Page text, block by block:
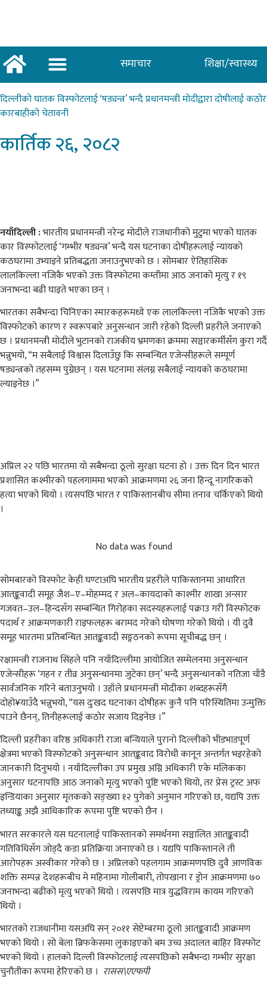
समाचार शिक्षा/स्वास्थ्य
दिल्लीकोघातक विस्फोटलाई ‘षड्यन्त्र’ भन्दै प्रधानमन्त्री मोदीद्वारा दोषीलाई कठोर
कारबाहीको चेतावनी
कार्तिक२६, २०८२
नयाँदिल्ली :भारतीय प्रधानमन्त्री नरेन्द्र मोदीले राजधानीको मुटुमा भएको घातक
कार विस्फोटलाई ‘गम्भीर षड्यन्त्र’ भन्दै यस घटनाका दोषीहरूलाई न्यायको
कठघरामा उभ्याइने प्रतिबद्धता जनाउनुभएको छ । सोमबार ऐतिहासिक
लालकिल्ला नजिकै भएको उक्त विस्फोटमा कम्तीमा आठ जनाको मृत्यु र १९
जनाभन्दा बढी घाइते भएका छन् ।
भारतका सबैभन्दा चिनिएका स्मारकहरूमध्ये एक लालकिल्ला नजिकै भएको उक्त
विस्फोटको कारण र स्वरूपबारे अनुसन्धान जारी रहेको दिल्ली प्रहरीले जनाएको
छ । प्रधानमन्त्री मोदीले भुटानको राजकीय भ्रमणका क्रममा सञ्चारकर्मीसँग कुरा गर्दै
भन्नुभयो, “म सबैलाई विश्वास दिलाउँछु कि सम्बन्धित एजेन्सीहरूले सम्पूर्ण
षड्यन्त्रको तहसम्म पुग्नेछन् । यस घटनामा संलग्न सबैलाई न्यायको कठघरामा
ल्याइनेछ ।”
अप्रिल २२ पछि भारतमा यो सबैभन्दा ठूलो सुरक्षा घटना हो । उक्त दिन दिन भारत
प्रशासित कश्मीरको पहलगाममा भएको आक्रमणमा २६ जना हिन्दू नागरिकको
हत्या भएको थियो । त्यसपछि भारत र पाकिस्तानबीच सीमा तनाव चर्किएको थियो
।
No data was found
सोमबारको विस्फोट केही घण्टाअघि भारतीय प्रहरीले पाकिस्तानमा आधारित
आतङ्कवादी समूह जैश–ए–मोहम्मद र अल–कायदाको काश्मीर शाखा अन्सार
गजवत–उल–हिन्दसँग सम्बन्धित गिरोहका सदस्यहरूलाई पक्राउ गरी विस्फोटक
पदार्थ र आक्रमणकारी राइफलहरू बरामद गरेको घोषणा गरेको थियो । यी दुवै
समूह भारतमा प्रतिबन्धित आतङ्कवादी सङ्गठनको रूपमा सूचीबद्ध छन् ।
रक्षामन्त्री राजनाथ सिंहले पनि नयाँदिल्लीमा आयोजित सम्मेलनमा अनुसन्धान
एजेन्सीहरू ‘गहन र तीव्र अनुसन्धानमा जुटेका छन्’ भन्दै अनुसन्धानको नतिजा चाँडै
सार्वजनिक गरिने बताउनुभयो । उहाँले प्रधानमन्त्री मोदीका शब्दहरूसँगै
दोहो¥याउँदै भन्नुभयो, “यस दुःखद घटनाका दोषीहरू कुनै पनि परिस्थितिमा उन्मुक्ति
पाउने छैनन्, तिनीहरूलाई कठोर सजाय दिइनेछ ।”
दिल्ली प्रहरीका वरिष्ठ अधिकारी राजा बन्थियाले पुरानो दिल्लीको भीडभाडपूर्ण
क्षेत्रमा भएको विस्फोटको अनुसन्धान आतङ्कवाद विरोधी कानून अन्तर्गत भइरहेको
जानकारी दिनुभयो । नयाँदिल्लीका उप प्रमुख अग्नि अधिकारी एके मलिकका
अनुसार घटनापछि आठ जनाको मृत्यु भएको पुष्टि भएको थियो, तर प्रेस ट्रस्ट अफ
इन्डियाका अनुसार मृतकको सङ्ख्या १२ पुगेको अनुमान गरिएको छ, यद्यपि उक्त
तथ्याङ्क अझै आधिकारिक रूपमा पुष्टि भएको छैन ।
भारत सरकारले यस घटनालाई पाकिस्तानको समर्थनमा सञ्चालित आतङ्कवादी
गतिविधिसँग जोड्दै कडा प्रतिक्रिया जनाएको छ । यद्यपि पाकिस्तानले ती
आरोपहरू अस्वीकार गरेको छ । अप्रिलको पहलगाम आक्रमणपछि दुवै आणविक
शक्ति सम्पन्न देशहरूबीच मे महिनामा गोलीबारी, तोपखाना र ड्रोन आक्रमणमा ७०
जनाभन्दा बढीको मृत्यु भएको थियो । त्यसपछि मात्र युद्धविराम कायम गरिएको
थियो ।
भारतको राजधानीमा यसअघि सन् २०११ सेप्टेम्बरमा ठूलो आतङ्कवादी आक्रमण
भएको थियो । सो बेला ब्रिफकेसमा लुकाइएको बम उच्च अदालत बाहिर विस्फोट
भएको थियो । हालको दिल्ली विस्फोटलाई त्यसपछिको सबैभन्दा गम्भीर सुरक्षा
चुनौतीका रूपमा हेरिएको छ । रासस\एएफपी